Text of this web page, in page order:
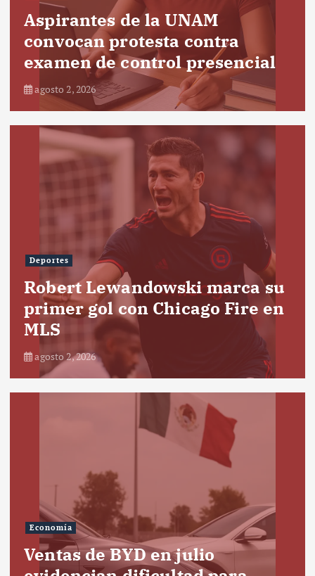
Aspirantes de la UNAM
convocan protesta contra
examen de control presencial
agosto 2, 2026
Deportes
Robert Lewandowski marca su
primer gol con Chicago Fire en
MLS
agosto 2, 2026
Economía
Ventas de BYD en julio